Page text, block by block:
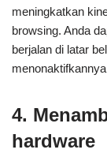
meningkatkan
browsing. Anda
berjalan di latar
4.
hardware